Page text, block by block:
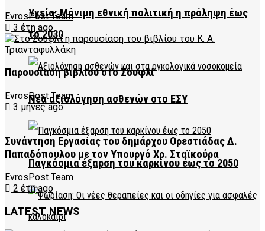
Υγεία: Μόνιμη εθνική πολιτική η πρόληψη έως
το 2030
Νέα αξιολόγηση ασθενών στο ΕΣΥ
Παγκόσμια έξαρση του καρκίνου έως το 2050
EvrosPost Team
3 έτη ago
Παρουσίαση βιβλίου στο Σουφλί
EvrosPost Team
3 μήνες ago
Συνάντηση Εργασίας του δημάρχου Ορεστιάδας Δ.
Παπαδόπουλου με τον Υπουργό Χρ. Σταϊκούρα
EvrosPost Team
2 έτη ago
LATEST NEWS